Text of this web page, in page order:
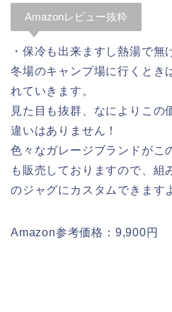
Amazonレビュー抜粋
・保冷も出来ますし熱湯で無
冬場のキャンプ場に行くとき
れていきます。
見た目も抜群、なによりこの
違いはありません！
色々なガレージブランドがこ
も販売しておりますので、組
のジャグにカスタムできます
Amazon参考価格：9,900円